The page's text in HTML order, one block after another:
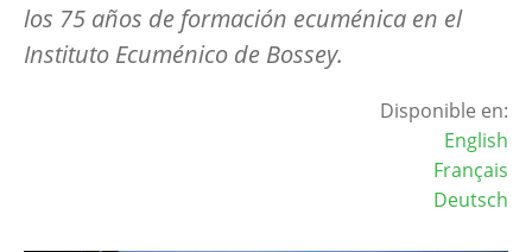
los 75 años de formación ecuménica en el
Instituto Ecuménico de Bossey.
Disponible en:
English
Français
Deutsch